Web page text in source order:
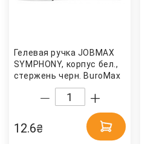
Гелевая ручка JOBMAX
SYMPHONY, корпус бел.,
стержень черн. BuroMax
12.6₴